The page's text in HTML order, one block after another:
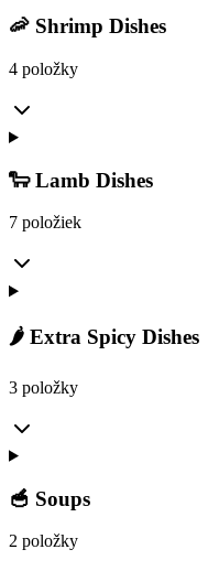
🦐 Shrimp Dishes
4 položky
🐑 Lamb Dishes
7 položiek
🌶️ Extra Spicy Dishes
3 položky
🥣 Soups
2 položky